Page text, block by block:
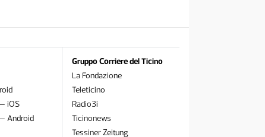
iOS
Android
Gruppo Corriere del Ticino
La Fondazione
Teleticino
Radio3i
Ticinonews
Tessiner Zeitung